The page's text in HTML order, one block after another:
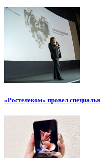
«Ростелеком» провел